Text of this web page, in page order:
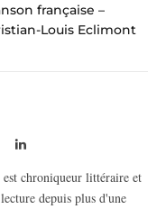
française –
Louis Eclimont
LinkedIn
chroniqueur littéraire et
depuis plus d'une